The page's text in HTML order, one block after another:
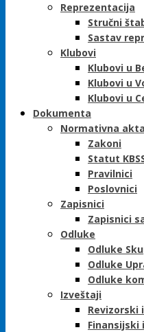
Reprezentacija
Stručni
Sastav
Klubovi
Klubovi u
Klubovi u
Klubovi u
Dokumenta
Normativna akta
Zakoni
Statut
Pravilnici
Poslovnici
Zapisnici
Zapisnici
Odluke
Odluke
Odluke
Odluke
Izveštaji
Revizorski
Finansijski